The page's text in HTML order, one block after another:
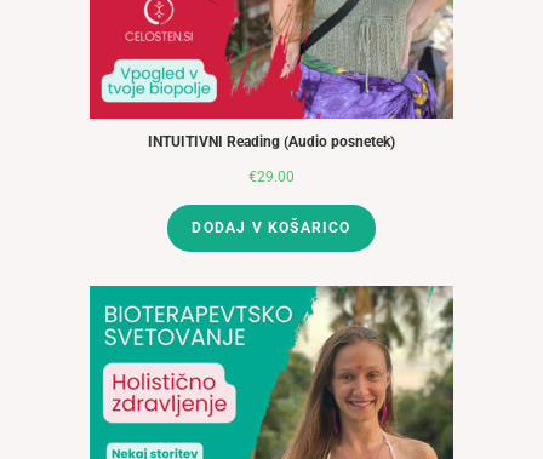
INTUITIVNI Reading (Audio posnetek)
€29.00
DODAJ V KOŠARICO